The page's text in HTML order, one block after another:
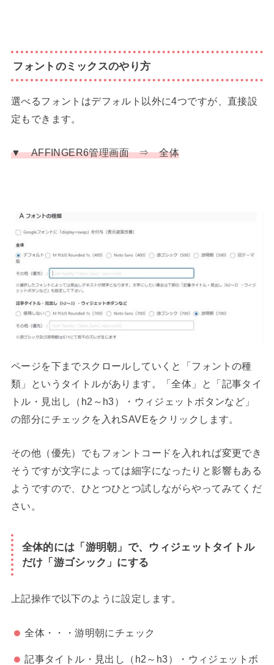
フォントのミックスのやり方
選べるフォントはデフォルト以外に4つですが、直接設
定もできます。
▼ AFFINGER6管理画面 ⇒ 全体
ページを下までスクロールしていくと「フォントの種
類」というタイトルがあります。「全体」と「記事タイ
トル・見出し（h2～h3）・ウィジェットボタンなど」
の部分にチェックを入れSAVEをクリックします。
その他（優先）でもフォントコードを入れれば変更でき
そうですが文字によっては細字になったりと影響もある
ようですので、ひとつひとつ試しながらやってみてくだ
さい。
全体的には「游明朝」で、ウィジェットタイトル
だけ「游ゴシック」にする
上記操作で以下のように設定します。
全体・・・游明朝にチェック
記事タイトル・見出し（h2～h3）・ウィジェットボ